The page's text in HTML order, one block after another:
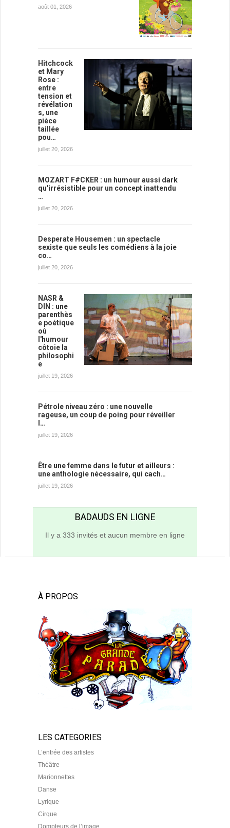
août 01, 2026
Hitchcock
et Mary
Rose :
entre
tension et
révélation
s, une
pièce
taillée
pou…
juillet 20, 2026
MOZART F#CKER : un humour aussi dark
qu'irrésistible pour un concept inattendu
…
juillet 20, 2026
Desperate Housemen : un spectacle
sexiste que seuls les comédiens à la joie
co…
juillet 20, 2026
NASR &
DIN : une
parenthès
e poétique
où
l'humour
côtoie la
philosophi
e
juillet 19, 2026
Pétrole niveau zéro : une nouvelle
rageuse, un coup de poing pour réveiller
l…
juillet 19, 2026
Être une femme dans le futur et ailleurs :
une anthologie nécessaire, qui cach…
juillet 19, 2026
BADAUDS EN LIGNE
Il y a 333 invités et aucun membre en ligne
À PROPOS
LES CATEGORIES
L’entrée des artistes
Théâtre
Marionnettes
Danse
Lyrique
Cirque
Dompteurs de l’image